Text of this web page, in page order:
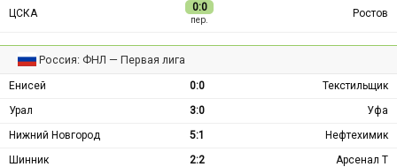
ЦСКА 0:0
пер.
Ростов
Россия: ФНЛ — Первая лига
Енисей 0:0
Текстильщик
Урал
3:0
Уфа
Нижний Новгород
5:1
Нефтехимик
Шинник
2:2 Арсенал Т